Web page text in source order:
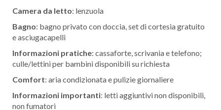
Camera da letto: lenzuola
Bagno: bagno privato con doccia, set di cortesia gratuito
e asciugacapelli
Informazioni pratiche: cassaforte, scrivania e telefono;
culle/lettini per bambini disponibili su richiesta
Comfort: aria condizionata e pulizie giornaliere
Informazioni importanti: letti aggiuntivi non disponibili,
non fumatori